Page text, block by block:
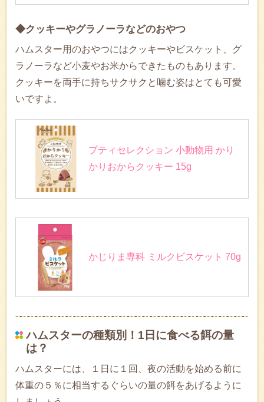
◆クッキーやグラノーラなどのおやつ
ハムスター用のおやつにはクッキーやビスケット、グ
ラノーラなど小麦やお米からできたものもあります。
クッキーを両手に持ちサクサクと噛む姿はとても可愛
いですよ。
プティセレクション 小動物用 かり
かりおからクッキー 15g
かじりま専科 ミルクビスケット 70g
ハムスターの種類別！1日に食べる餌の量
は？
ハムスターには、１日に１回、夜の活動を始める前に
体重の５％に相当するぐらいの量の餌をあげるように